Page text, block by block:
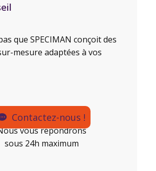
que SPECIMAN conçoit des
mesure adaptées à vos
Contactez-nous !
vous répondrons
sous 24h maximum